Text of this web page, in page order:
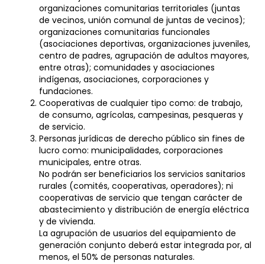
organizaciones comunitarias territoriales (juntas
de vecinos, unión comunal de juntas de vecinos);
organizaciones comunitarias funcionales
(asociaciones deportivas, organizaciones juveniles,
centro de padres, agrupación de adultos mayores,
entre otras); comunidades y asociaciones
indígenas, asociaciones, corporaciones y
fundaciones.
Cooperativas de cualquier tipo como: de trabajo,
de consumo, agrícolas, campesinas, pesqueras y
de servicio.
Personas jurídicas de derecho público sin fines de
lucro como: municipalidades, corporaciones
municipales, entre otras.
No podrán ser beneficiarios los servicios sanitarios
rurales (comités, cooperativas, operadores); ni
cooperativas de servicio que tengan carácter de
abastecimiento y distribución de energía eléctrica
y de vivienda.
La agrupación de usuarios del equipamiento de
generación conjunto deberá estar integrada por, al
menos, el 50% de personas naturales.